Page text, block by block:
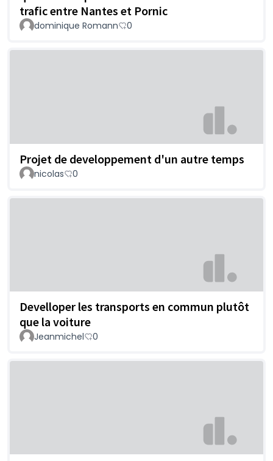
trafic entre Nantes et Pornic
dominique Romann 0
Projet de developpement d'un autre temps
nicolas 0
Develloper les transports en commun plutôt
que la voiture
Jeanmichel 0